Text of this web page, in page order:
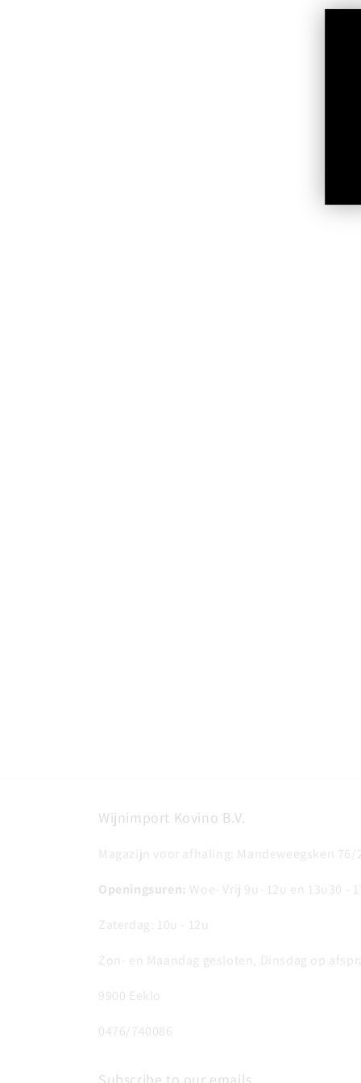
Wijnimport Kovino B.V.
Magazijn voor afhaling: Mandeweegsken 76/
Openingsuren: Woe- Vrij 9u- 12u en 13u30 -
Zaterdag: 10u - 12u
Zon- en Maandag gesloten, Dinsdag op
9900 Eeklo
0476/740086